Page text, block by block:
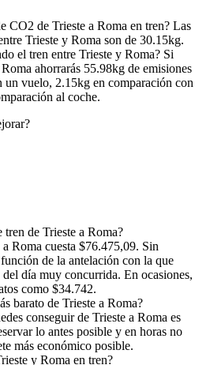
CO2 de Trieste a Roma en tren? Las
Trieste y Roma son de 30.15kg.
el tren entre Trieste y Roma? Si
ahorrarás 55.98kg de emisiones
un vuelo, 2.15kg en comparación con
al coche.
tren de Trieste a Roma?
Roma cuesta $76.475,09. Sin
de la antelación con la que
día muy concurrida. En ocasiones,
como $34.742.
barato de Trieste a Roma?
conseguir de Trieste a Roma es
lo antes posible y en horas no
más económico posible.
y Roma en tren?